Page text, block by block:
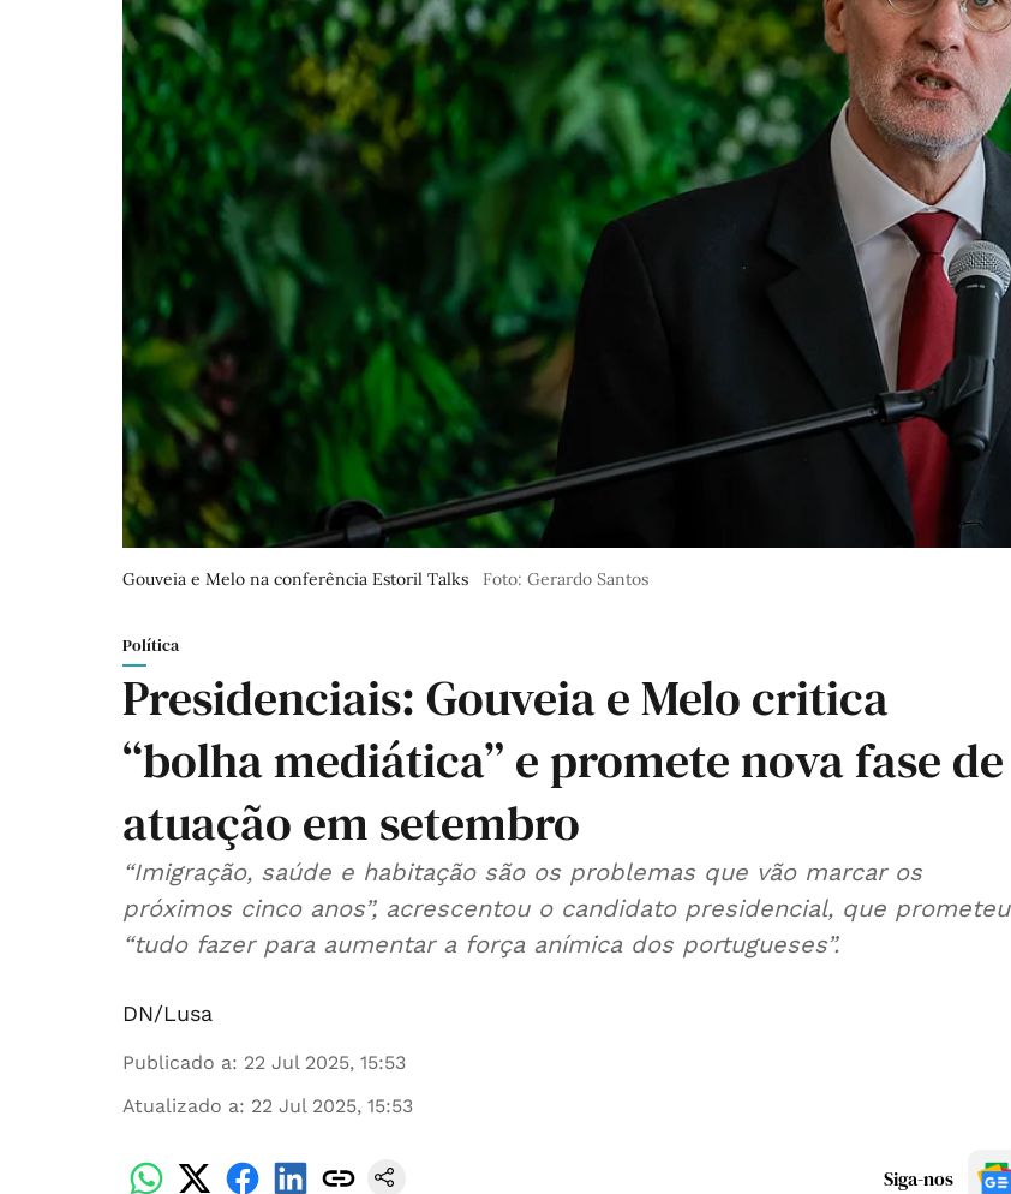
Gouveia e Melo na conferência Estoril Talks Foto: Gerardo Santos
Política
Presidenciais: Gouveia e Melo critica
“bolha mediática” e promete nova fase de
atuação em setembro
“Imigração, saúde e habitação são os problemas que vão marcar os
próximos cinco anos”, acrescentou o candidato presidencial, que prometeu
“tudo fazer para aumentar a força anímica dos portugueses”.
DN/Lusa
Publicado a: 22 Jul 2025, 15:53
Atualizado a: 22 Jul 2025, 15:53
Siga-nos